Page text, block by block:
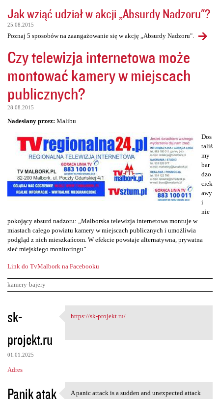
Jak wziąć udział w akcji „Absurdy Nadzoru"?
25.08.2015
Poznaj 5 sposobów na zaangażowanie się w akcję „Absurdy Nadzoru".
Czy telewizja internetowa może
montować kamery w miejscach
publicznych?
28.08.2015
Nadesłany przez: Malibu
Dos
taliś
my
bar
dzo
ciek
awy
i
nie
pokojący absurd nadzoru: „Malborska telewizja internetowa montuje w
miastach całego powiatu kamery w miejscach publicznych i umożliwia
podgląd z nich mieszkańcom. W efekcie powstaje alternatywna, prywatna
sieć miejskiego monitoringu”.
Link do TvMalbork na Facebooku
kamery-bajery
K
o
m
e
n
a
sk-
projekt.ru
01.01.2025
Adres
https://sk-projekt.ru/
https://sk-projekt.ru/
Panik atak
A panic attack is a sudden and unexpected attack